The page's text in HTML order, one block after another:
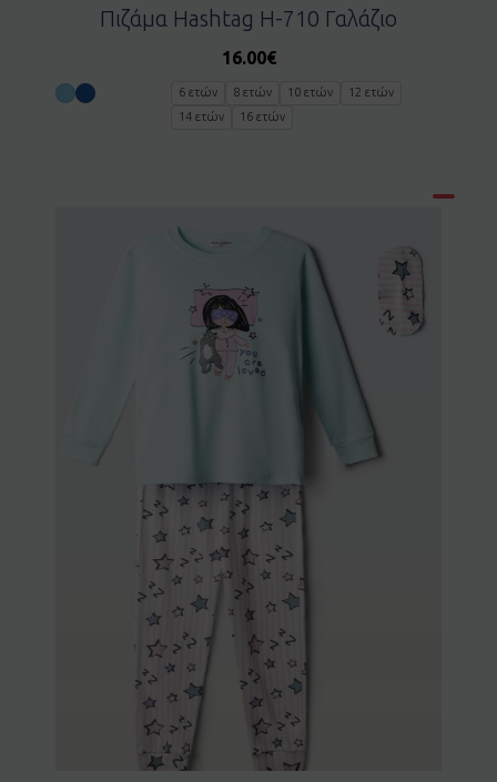
Πιζάμα Ηashtag H-710 Γαλάζιο
16.00€
6 ετών 8 ετών 10 ετών
12 ετών
14 ετών
16 ετών